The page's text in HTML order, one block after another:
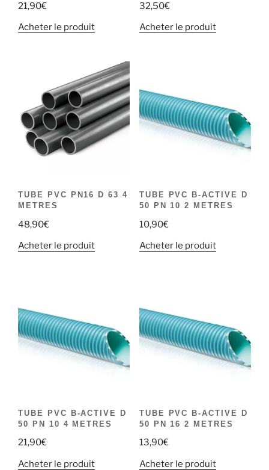
21,90€
Acheter le produit
32,50€
Acheter le produit
TUBE PVC PN16 D 63 4
METRES
48,90€
Acheter le produit
TUBE PVC B-ACTIVE D
50 PN 10 2 METRES
10,90€
Acheter le produit
TUBE PVC B-ACTIVE D
50 PN 10 4 METRES
21,90€
Acheter le produit
TUBE PVC B-ACTIVE D
50 PN 16 2 METRES
13,90€
Acheter le produit